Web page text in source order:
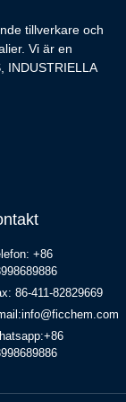
tillverkare och
Vi är en
INDUSTRIELLA
+86
86-411-82829669